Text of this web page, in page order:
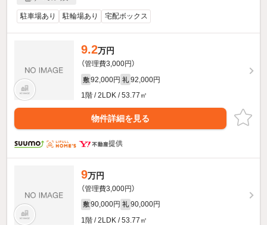
駐車場あり 駐輪場あり 宅配ボックス
9.2万円
（管理費3,000円）
敷 92,000円 礼 92,000円
1階 / 2LDK / 53.77㎡
物件詳細を見る
提供
9万円
（管理費3,000円）
敷 90,000円 礼 90,000円
1階 / 2LDK / 53.77㎡